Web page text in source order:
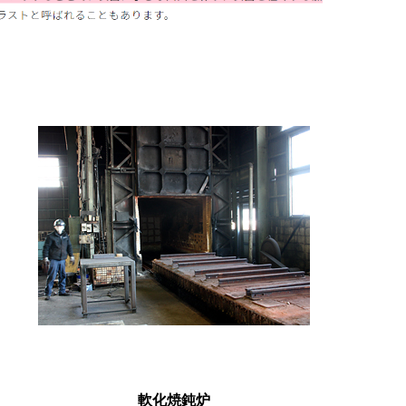
軟化焼鈍炉